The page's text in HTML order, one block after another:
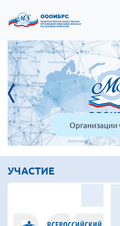
Президент Власов Я.В.
Первый вице-президент
Право на здоровье
УЧАСТИЕ